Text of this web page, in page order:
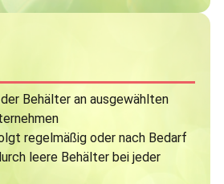
Behälter an ausgewählten
regelmäßig oder nach Bedarf
leere Behälter bei jeder